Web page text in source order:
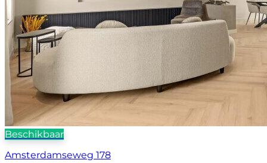
Beschikbaar
Amsterdamseweg 178